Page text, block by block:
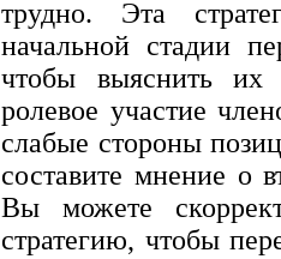
трудно. Эта
начальной стадии
чтобы выяснить их
ролевое участие
слабые стороны
составите мнение о
Вы можете
стратегию, чтобы